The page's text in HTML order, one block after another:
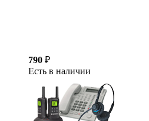
790 ₽
Есть в наличии